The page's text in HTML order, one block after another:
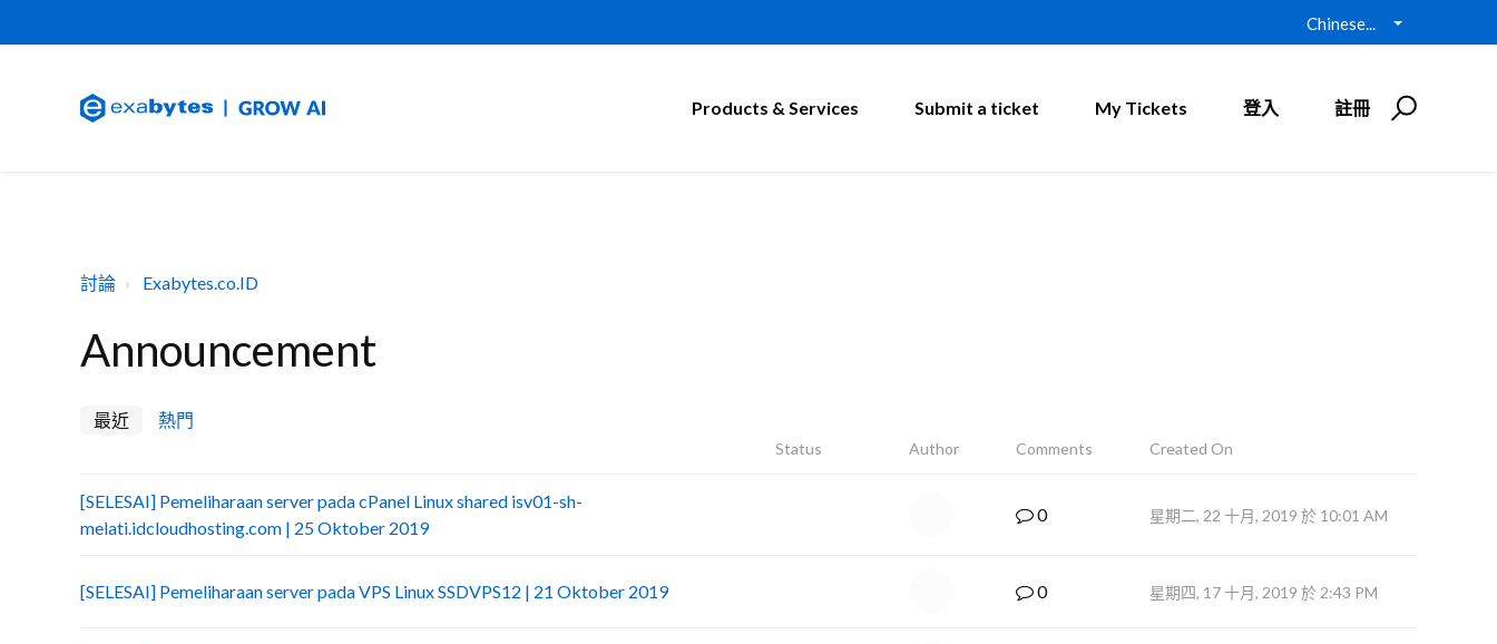
Chinese...
Products & Services Submit a ticket My Tickets 登入 註冊
討論 Exabytes.co.ID
Announcement
最近 熱門
Status Author Comments Created On
[SELESAI] Pemeliharaan server pada cPanel Linux shared isv01-sh-
melati.idcloudhosting.com | 25 Oktober 2019
0 星期二, 22 十月, 2019 於 10:01 AM
[SELESAI] Pemeliharaan server pada VPS Linux SSDVPS12 | 21 Oktober 2019 0 星期四, 17 十月, 2019 於 2:43 PM